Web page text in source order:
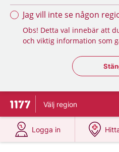
Jag vill inte se någon
Obs! Detta val innebär att
och viktig information som
Till startsidan för 1177
Välj region
Logga in
på 1177.se